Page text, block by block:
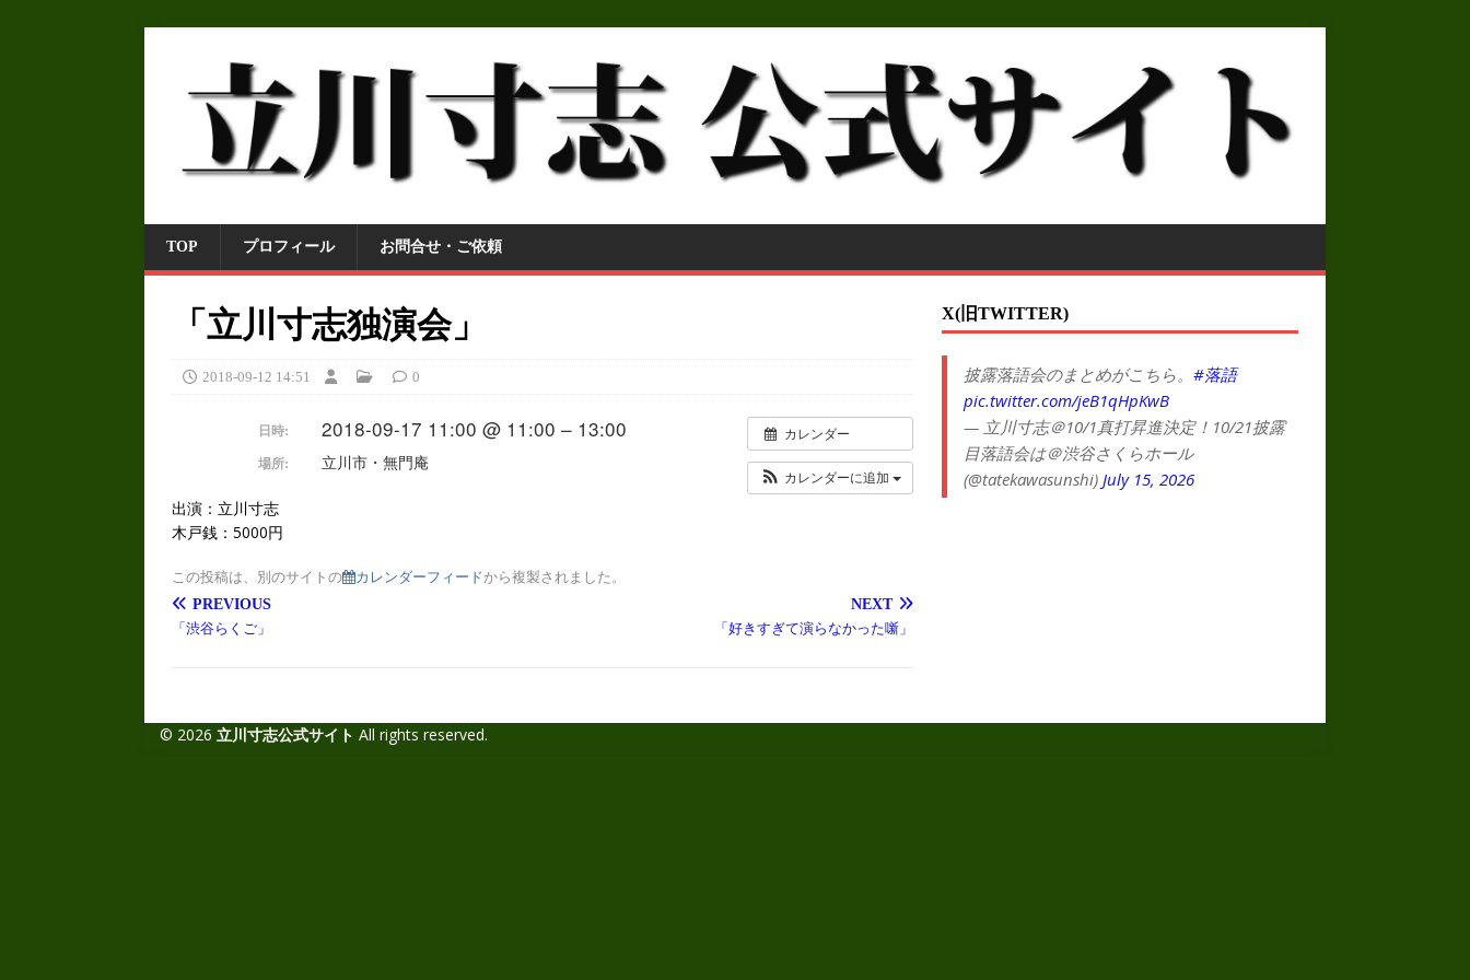
TOP プロフィール お問合せ・ご依頼
「立川寸志独演会」
2018-09-12 14:51 0
カレンダー
カレンダーに追加
日時: 2018-09-17 11:00 @ 11:00 – 13:00
場所: 立川市・無門庵
出演：立川寸志
木戸銭：5000円
この投稿は、別のサイトの カレンダーフィードから複製されました。
PREVIOUS
「渋谷らくご」
NEXT
「好きすぎて演らなかった噺」
X(旧TWITTER)
披露落語会のまとめがこちら。 #落語
pic.twitter.com/jeB1qHpKwB
— 立川寸志＠10/1真打昇進決定！10/21披露
目落語会は＠渋谷さくらホール
(@tatekawasunshi) July 15, 2026
© 2026 立川寸志公式サイト All rights reserved.